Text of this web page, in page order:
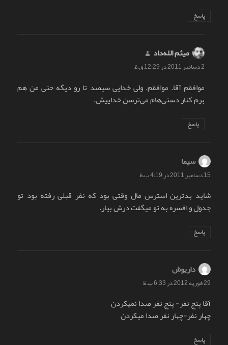
پاسخ
میثم الله‌داد
2 دسامبر 2011 در 12:29 ق.ظ
موافقم آقا. موافقم. ولی خدایی سیصد تا رو دیگه حتی من هم
برم کنار دستی‌هام می‌ترسن خداییش.
پاسخ
سیما
15 دسامبر 2011 در 4:19 ب.ظ
شاید بدترین استرس مال وقتی بود که نفر قبلی رفته بود تو
جدول و افسره به تو میگفت درش بیار.
پاسخ
داریوش
29 فوریه 2012 در 6:33 ب.ظ
آقا پنج نفر- پنج نفر صدا نمیکردن
چهار نفر-چهار نفر صدا میکردن
پاسخ